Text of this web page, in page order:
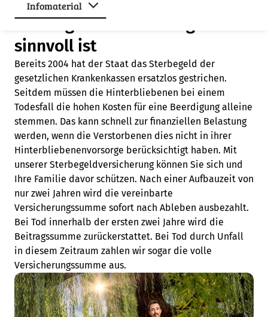
Sterbegeldversicherung
sinnvoll ist
Bereits 2004 hat der Staat das Sterbegeld der
gesetzlichen Krankenkassen ersatzlos gestrichen.
Seitdem müssen die Hinterbliebenen bei einem
Todesfall die hohen Kosten für eine Beerdigung alleine
stemmen. Das kann schnell zur finanziellen Belastung
werden, wenn die Verstorbenen dies nicht in ihrer
Hinterbliebenenvorsorge berücksichtigt haben. Mit
unserer Sterbegeldversicherung können Sie sich und
Ihre Familie davor schützen. Nach einer Aufbauzeit von
nur zwei Jahren wird die vereinbarte
Versicherungssumme sofort nach Ableben ausbezahlt.
Bei Tod innerhalb der ersten zwei Jahre wird die
Beitragssumme zurückerstattet. Bei Tod durch Unfall
in diesem Zeitraum zahlen wir sogar die volle
Versicherungssumme aus.